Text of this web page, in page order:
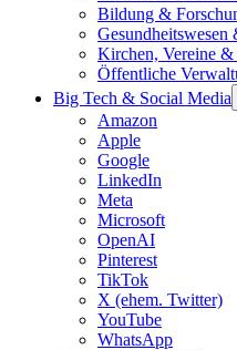
Bildung &
Gesundheitswesen
Kirchen, Vereine
Öffentliche
Big Tech & Social Media
Amazon
Apple
Google
LinkedIn
Meta
Microsoft
OpenAI
Pinterest
TikTok
X (ehem. Twitter)
YouTube
WhatsApp